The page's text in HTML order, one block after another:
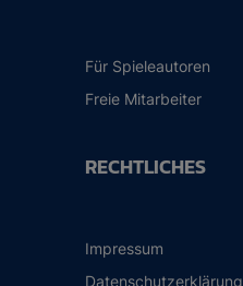
Für Spieleautoren
Freie Mitarbeiter
RECHTLICHES
Impressum
Datenschutzerklärung